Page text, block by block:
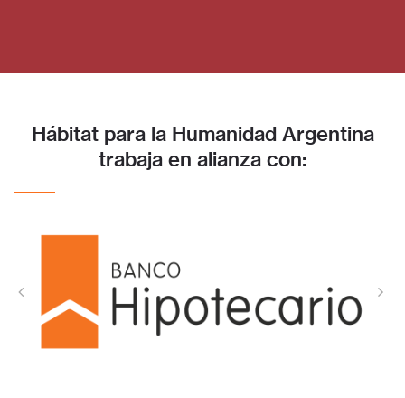
Hábitat para la Humanidad Argentina
trabaja en alianza con: